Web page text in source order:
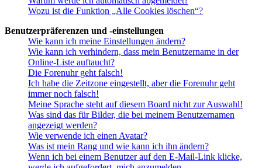
Wozu ist die Funktion „Alle Cookies löschen“?
Benutzerpräferenzen und -einstellungen
Wie kann ich meine Einstellungen ändern?
Wie kann ich verhindern, dass mein Benutzername in der
Online-Liste auftaucht?
Die Forenuhr geht falsch!
Ich habe die Zeitzone eingestellt, aber die Forenuhr geht
immer noch falsch!
Meine Sprache steht auf diesem Board nicht zur Auswahl!
Was sind das für Bilder, die bei meinem Benutzernamen
angezeigt werden?
Wie verwende ich einen Avatar?
Was ist mein Rang und wie kann ich ihn ändern?
Wenn ich bei einem Benutzer auf den E-Mail-Link klicke,